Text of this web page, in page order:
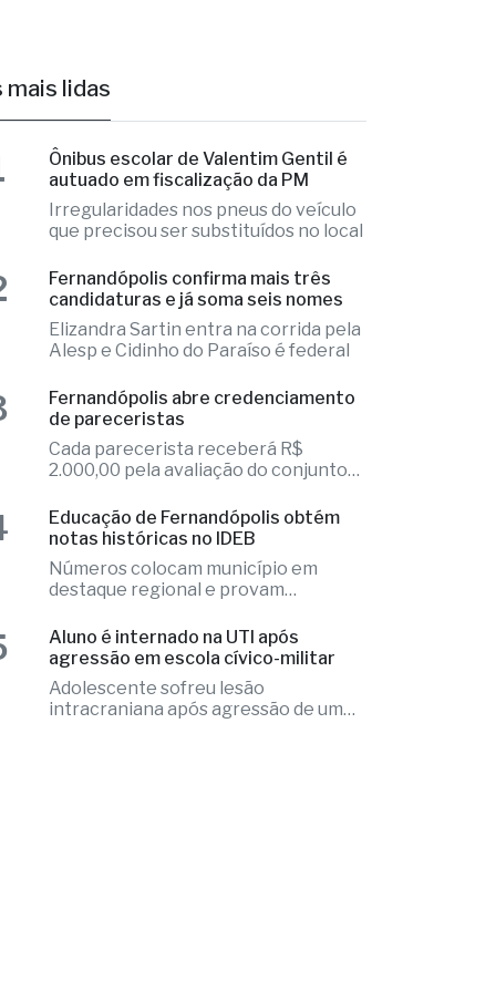
mais lidas
Ônibus escolar de Valentim Gentil é
autuado em fiscalização da PM
Irregularidades nos pneus do veículo
Fernandópolis confirma mais três
candidaturas e já soma seis nomes
Elizandra Sartin entra na corrida pela
Fernandópolis abre credenciamento
de pareceristas
Cada parecerista receberá R$
de projetos
3
Educação de Fernandópolis obtém
notas históricas no IDEB
Números colocam município em